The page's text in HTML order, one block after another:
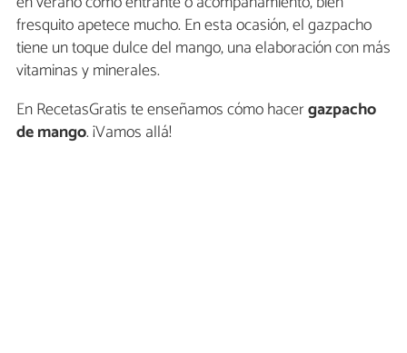
fresquito apetece mucho. En esta ocasión, el gazpacho
tiene un toque dulce del mango, una elaboración con más
vitaminas y minerales.
En RecetasGratis te enseñamos cómo hacergazpacho
de mango. ¡Vamos allá!